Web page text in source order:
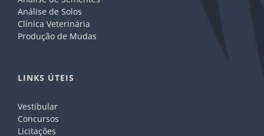
Análise de Solos
Clínica Veterinária
Produção de Mudas
LINKS ÚTEIS
Vestibular
Concursos
Licitações